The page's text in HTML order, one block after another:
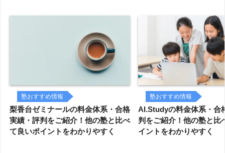
塾おすすめ情報
梨香台ゼミナールの料金体系・合格
実績・評判をご紹介！他の塾と比べ
て良いポイントをわかりやすく
塾おすすめ情報
AI.Studyの料金体系・合
判をご紹介！他の塾と比
イントをわかりやすく